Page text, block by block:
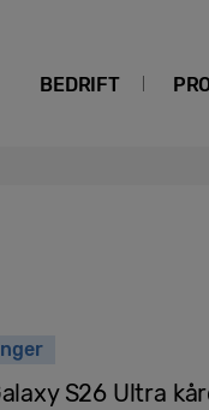
BEDRIFT
S26 Ultra